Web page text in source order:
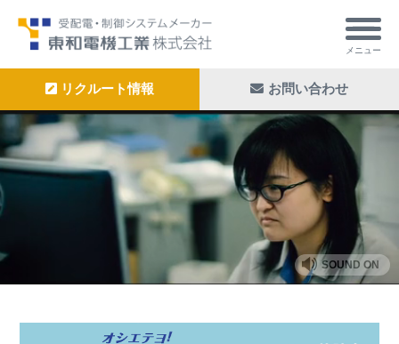
リクルート情報 お問い合わせ
メニュー
SOUND ON